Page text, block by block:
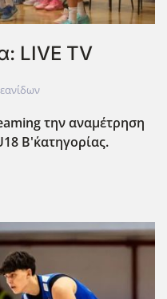
LIVE TV
την αναμέτρηση
Β'΄κατηγορίας.